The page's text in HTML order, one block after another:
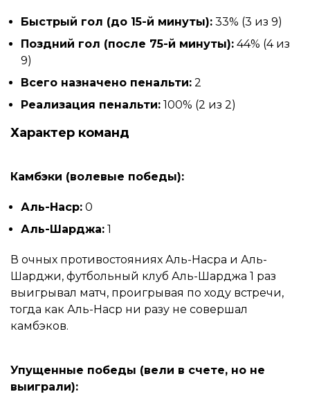
Быстрый гол (до 15-й минуты): 33% (3 из 9)
Поздний гол (после 75-й минуты): 44% (4 из
9)
Всего назначено пенальти: 2
Реализация пенальти: 100% (2 из 2)
Характер команд
Камбэки (волевые победы):
Аль-Наср: 0
Аль-Шарджа: 1
В очных противостояниях Аль-Насра и Аль-
Шарджи, футбольный клуб Аль-Шарджа 1 раз
выигрывал матч, проигрывая по ходу встречи,
тогда как Аль-Наср ни разу не совершал
камбэков.
Упущенные победы (вели в счете, но не
выиграли):